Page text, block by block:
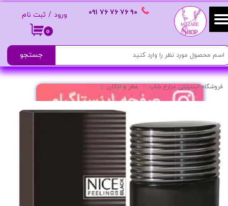
۰
ورود / ثبت نام
حساب کاربری من
تغییر گذر واژه
سفارشات
خروج از حساب کاربری
٩٠ ٧۶ ٧۶ ٧۶ ٠٩١
جستجو
فروشگاه اینترنتی مزارع شاپ عطر و ادکلن